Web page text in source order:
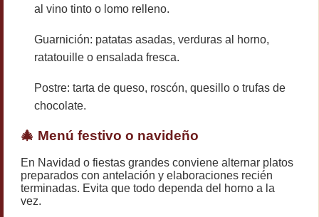
al vino tinto o lomo relleno.
Guarnición: patatas asadas, verduras al horno,
ratatouille o ensalada fresca.
Postre: tarta de queso, roscón, quesillo o trufas de
chocolate.
🎄 Menú festivo o navideño
En Navidad o fiestas grandes conviene alternar platos
preparados con antelación y elaboraciones recién
terminadas. Evita que todo dependa del horno a la
vez.